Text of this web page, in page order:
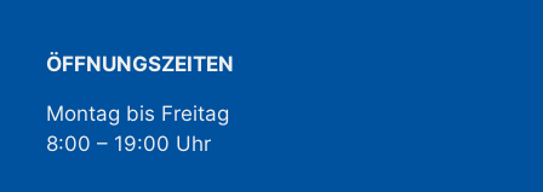
ÖFFNUNGSZEITEN
Montag bis Freitag
8:00 – 19:00 Uhr